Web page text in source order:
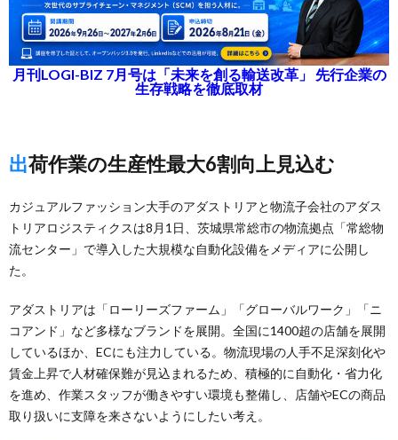
月刊LOGI-BIZ 7月号は「未来を創る輸送改革」 先行企業の
生存戦略を徹底取材
出荷作業の生産性最大6割向上見込む
カジュアルファッション大手のアダストリアと物流子会社のアダス
トリアロジスティクスは8月1日、茨城県常総市の物流拠点「常総物
流センター」で導入した大規模な自動化設備をメディアに公開し
た。
アダストリアは「ローリーズファーム」「グローバルワーク」「ニ
コアンド」など多様なブランドを展開。全国に1400超の店舗を展開
しているほか、ECにも注力している。物流現場の人手不足深刻化や
賃金上昇で人材確保難が見込まれるため、積極的に自動化・省力化
を進め、作業スタッフが働きやすい環境も整備し、店舗やECの商品
取り扱いに支障を来さないようにしたい考え。